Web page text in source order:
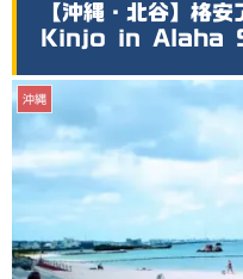
【沖縄・北谷】格
Kinjo in Alaha
沖縄